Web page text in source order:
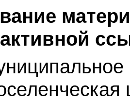
активной